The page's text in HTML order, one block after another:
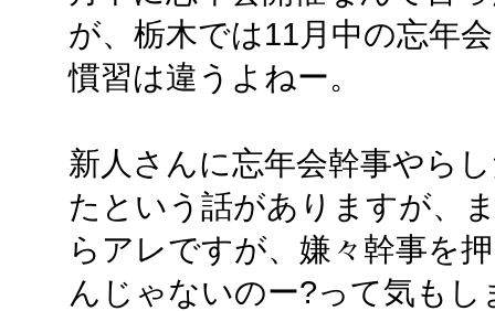
が、栃木では11月中の忘年
慣習は違うよねー。
新人さんに忘年会幹事やら
たという話がありますが、
らアレですが、嫌々幹事を
んじゃないのー?って気も